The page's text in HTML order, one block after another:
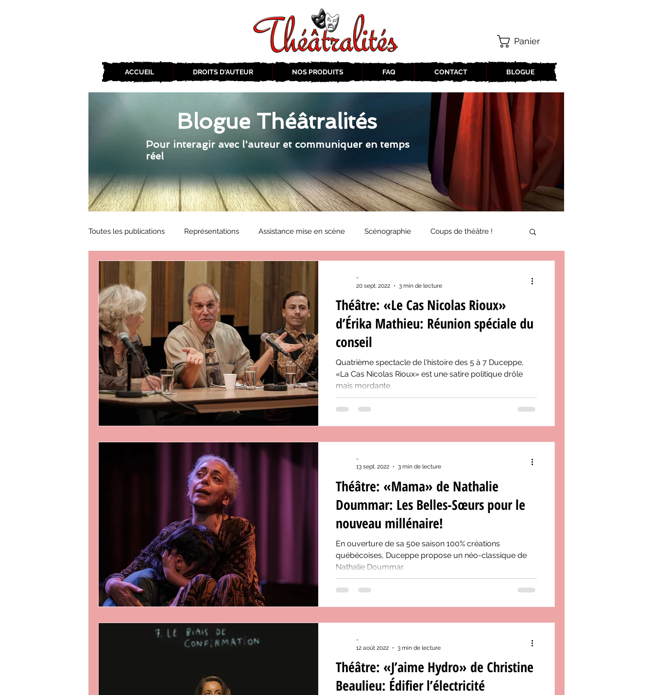
ACCUEIL DROITS D'AUTEUR NOS PRODUITS FAQ CONTACT BLOGUE
Panier
Blogue Théâtralités
Pour interagir avec l'auteur et communiquer en temps
réel
Toutes les publications Représentations Assistance mise en scène Scénographie Coups de théâtre !
Zone Culture
ZoneCulture 2018-2019 ZoneCulture 2020-2021 Journal «BIENVENUE À BORD!» ZoneCulture 2021-2022
ZoneCulture 2022-2023 ZoneCulture 2023-2024 ZoneCulture 2024-2025
critique théâtre Rhinocéros ZoneCulture 2026-2027
Théâtre: «Le Cas Nicolas Rioux»
d’Érika Mathieu: Réunion spéciale du
conseil
Quatrième spectacle de l'histoire des 5 à 7 Duceppe,
«La Cas Nicolas Rioux» est une satire politique drôle
mais mordante.
-
20 sept. 2022
3 min de lecture
Théâtre: «Mama» de Nathalie
Doummar: Les Belles-Sœurs pour le
nouveau millénaire!
En ouverture de sa 50e saison 100% créations
québécoises, Duceppe propose un néo-classique de
Nathalie Doummar.
-
13 sept. 2022
3 min de lecture
Théâtre: «J’aime Hydro» de Christine
Beaulieu: Édifier l’électricité
-
12 août 2022
3 min de lecture